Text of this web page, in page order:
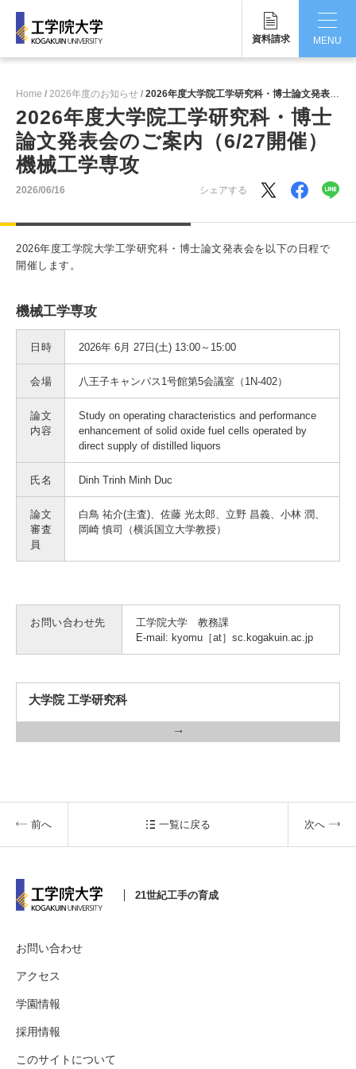
資料請求
MENU
工学院大学について
学部・大学院
学生生活
研究・産学連携
入試情報
受験生の方 在学生・保証人の方 卒業生の方
寄付・ご支援
Pick Up
2. 工学院大学ヒストリー
5. 遠隔授業リンク集
Home 2026年度のお知らせ 2026年度大学院工学研究科・博士論文発表会のご案内（6/27開催）機械工学専攻
2026年度大学院工学研究科・博士
論文発表会のご案内（6/27開催）
機械工学専攻
2026/06/16 シェアする
2026年度工学院大学工学研究科・博士論文発表会を以下の日程で
開催します。
機械工学専攻
日時 2026年 6月 27日(土) 13:00～15:00
会場 八王子キャンパス1号館第5会議室（1N-402）
論文
内容
Study on operating characteristics and performance
enhancement of solid oxide fuel cells operated by
direct supply of distilled liquors
氏名 Dinh Trinh Minh Duc
論文
審査
員
白鳥 祐介(主査)、佐藤 光太郎、立野 昌義、小林 潤、
岡崎 慎司（横浜国立大学教授）
お問い合わせ先
工学院大学 教務課
E-mail: kyomu［at］sc.kogakuin.ac.jp
大学院 工学研究科
前へ 一覧に戻る 次へ
21世紀工手の育成
お問い合わせ
アクセス
学園情報
採用情報
このサイトについて